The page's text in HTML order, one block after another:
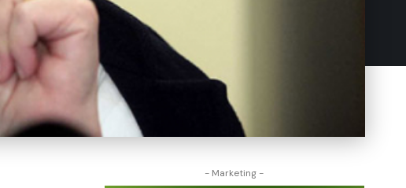
- Marketing -